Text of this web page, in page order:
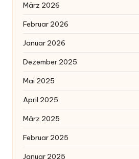
März 2026
Februar 2026
Januar 2026
Dezember 2025
Mai 2025
April 2025
März 2025
Februar 2025
Januar 2025